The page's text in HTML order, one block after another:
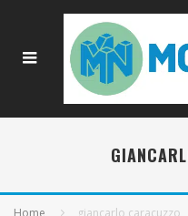
Home giancarlo caracuzzo